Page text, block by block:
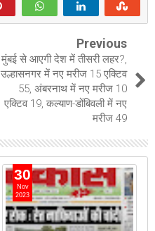
Previous
मुंबई से आएगी देश में तीसरी लहर?,
उल्हासनगर में नए मरीज 15 एक्टिव
55, अंबरनाथ में नए मरीज 10
एक्टिव 19, कल्याण-डोंबिवली में नए
मरीज 49
30
Nov
2023